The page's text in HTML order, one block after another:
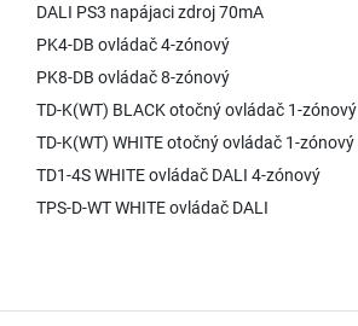
DALI PS3 napájaci zdroj 70mA
PK4-DB ovládač 4-zónový
PK8-DB ovládač 8-zónový
TD-K(WT) BLACK otočný ovládač 1-zónový
TD-K(WT) WHITE otočný ovládač 1-zónový
TD1-4S WHITE ovládač DALI 4-zónový
TPS-D-WT WHITE ovládač DALI